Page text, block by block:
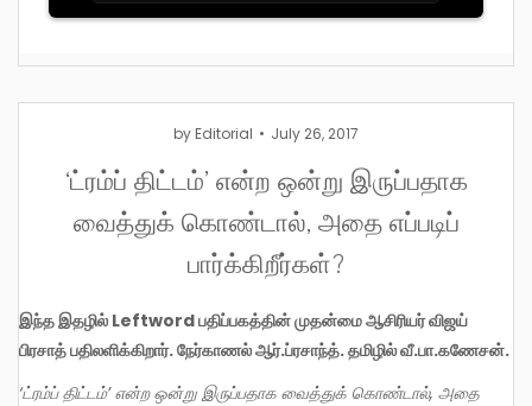
by Editorial July 26, 2017
‘ட்ரம்ப் திட்டம்’ என்ற ஒன்று இருப்பதாக
வைத்துக் கொண்டால், அதை எப்படிப்
பார்க்கிறீர்கள்?
இந்த இதழில் Leftword பதிப்பகத்தின் முதன்மை ஆசிரியர் விஜய்
பிரசாத் பதிலளிக்கிறார். நேர்காணல் ஆர்.ப்ரசாந்த். தமிழில் வீ.பா.கணேசன்.
‘ட்ரம்ப் திட்டம்’ என்ற ஒன்று இருப்பதாக வைத்துக் கொண்டால், அதை